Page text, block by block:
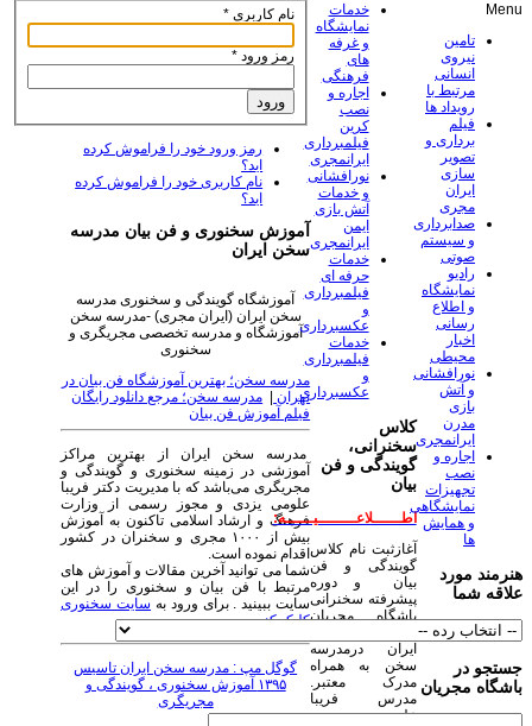
نام کاربری*
رمز ورود*
ورود
رمز ورود خود را فراموش کرده
اید؟
نام کاربری خود را فراموش کرده
اید؟
آموزش سخنوری و فن بیان مدرسه
سخن ایران
آموزشگاه گویندگی و سخنوری مدرسه
سخن ایران (ایران مجری) -مدرسه سخن
آموزشگاه و مدرسه تخصصی مجریگری و
سخنوری
مدرسه سخن؛ بهترین آموزشگاه فن بیان در
تهران
مدرسه سخن؛ مرجع دانلود رایگان
فیلم آموزش فن بیان
مدرسه سخن ایران از بهترین مراکز
آموزشی در زمینه سخنوری و گویندگی و
مجریگری می‌باشد که با مدیریت دکتر فریبا
علومی یزدی و مجوز رسمی از وزارت
فرهنگ و ارشاد اسلامی تاکنون به آموزش
بیش از ۱۰۰۰ مجری و سخنران در کشور
اقدام نموده است.
شما می توانید آخرین مقالات و آموزش های
مرتبط با فن بیان و سخنوری را در این
سایت ببینید . برای ورود به سایت سخنوری
کلیک کنید.
گوگل مپ : مدرسه سخن ایران تاسیس
۱۳۹۵ آموزش سخنوری ، گویندگی و
مجریگری
خدمات
نمایشگاه
و غرفه
های
فرهنگی
اجاره و
نصب
کرین
فیلمبرداری
ایرانمجری
نورافشانی
و خدمات
آتش بازی
ایمن
ایرانمجری
خدمات
حرفه ای
فیلمبرداری
و
عکسبرداری
خدمات
فیلمبرداری
و
عکسبرداری
کلاس
سخنرانی،
گویندگی و فن
بیان
اطــــــلاعــــــــیــــــه:
آغازثبت نام کلاس
گویندگی و فن
بیان و دوره
پیشرفته سخنرانی
باشگاه مجریان
ایران درمدرسه
سخن به همراه
مدرک معتبر.
مدرس فریبا
علومی یزدی
Menu
تامین
نیروی
انسانی
مرتبط با
رویداد ها
فیلم
برداری و
تصویر
سازی
ایران
مجری
صدابرداری
و سیستم
صوتی
رادیو
نمایشگاه
و اطلاع
رسانی
اخبار
محیطی
نورافشانی
و آتش
بازی
مدرن
ایرانمجری
اجاره و
نصب
تجهیزات
نمایشگاهی
و همایش
ها
هنرمند مورد
علاقه شما
جستجو در
باشگاه مجریان